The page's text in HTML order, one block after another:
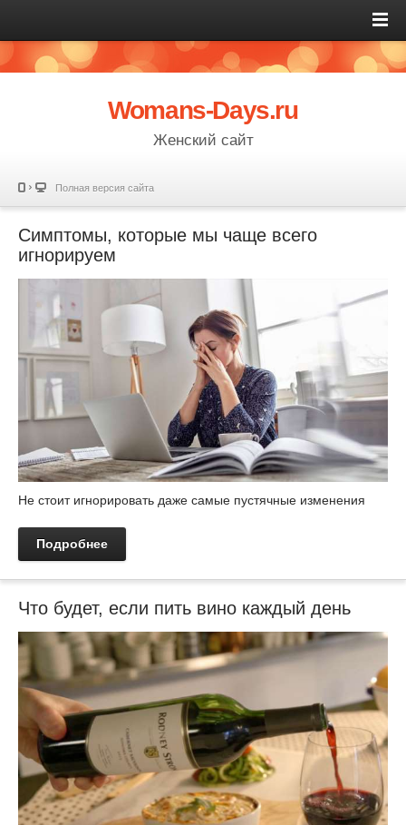
Womans-Days.ru
Женский сайт
Полная версия сайта
Симптомы, которые мы чаще всего
игнорируем
Не стоит игнорировать даже самые пустячные изменения
Подробнее
Что будет, если пить вино каждый день